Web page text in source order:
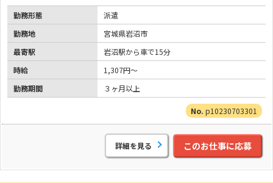
勤務形態
派遣
勤務地
宮城県岩沼市
最寄駅
岩沼駅から車で15分
時給
1,307円～
勤務期間
３ヶ月以上
p10230703301
詳細を見る このお仕事に応募